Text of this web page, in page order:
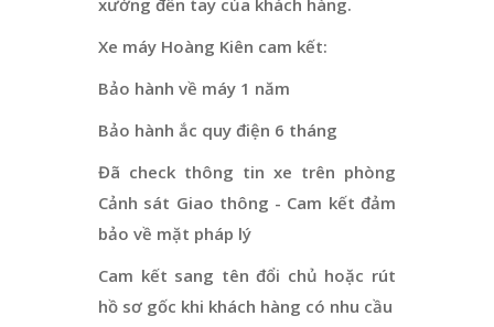
Xe máy Hoàng Kiên cam kết:
Bảo hành về máy 1 năm
Bảo hành ắc quy điện 6 tháng
Đã check thông tin xe trên phòng
Cảnh sát Giao thông - Cam kết đảm
bảo về mặt pháp lý
Cam kết sang tên đổi chủ hoặc rút
hồ sơ gốc khi khách hàng có nhu cầu